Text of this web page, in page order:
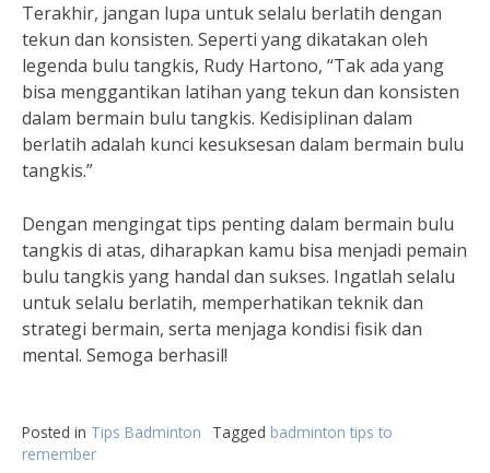
Terakhir, jangan lupa untuk selalu berlatih dengan
tekun dan konsisten. Seperti yang dikatakan oleh
legenda bulu tangkis, Rudy Hartono, “Tak ada yang
bisa menggantikan latihan yang tekun dan konsisten
dalam bermain bulu tangkis. Kedisiplinan dalam
berlatih adalah kunci kesuksesan dalam bermain bulu
tangkis.”
Dengan mengingat tips penting dalam bermain bulu
tangkis di atas, diharapkan kamu bisa menjadi pemain
bulu tangkis yang handal dan sukses. Ingatlah selalu
untuk selalu berlatih, memperhatikan teknik dan
strategi bermain, serta menjaga kondisi fisik dan
mental. Semoga berhasil!
Posted in Tips Badminton Tagged badminton tips to
remember